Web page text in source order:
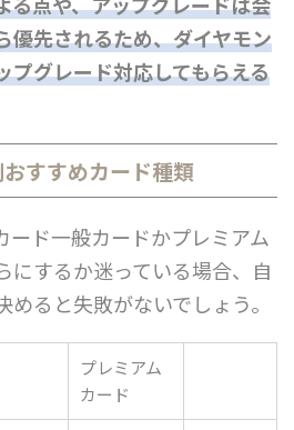
優先されるため、ダイヤモン
プグレード対応してもらえる
すすめカード種類
ード一般カードかプレミアム
にするか迷っている場合、自
ると失敗がないでしょう。
プレミアム
カード